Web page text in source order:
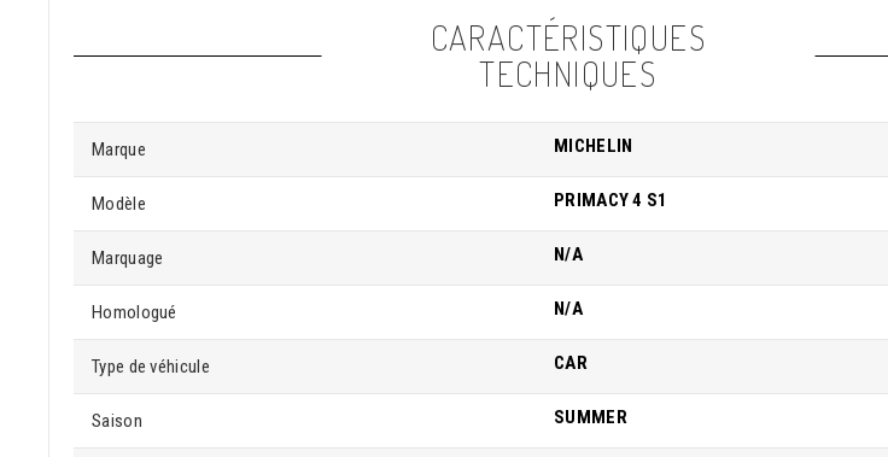
CARACTÉRISTIQUES
TECHNIQUES
Marque MICHELIN
Modèle PRIMACY 4 S1
Marquage N/A
Homologué N/A
Type de véhicule CAR
Saison SUMMER